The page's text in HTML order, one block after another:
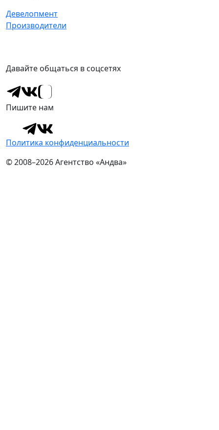
Девелопмент
Производители
Давайте общаться в соцсетях
Пишите нам
Политика конфиденциальности
© 2008–2026 Агентство «Андва»